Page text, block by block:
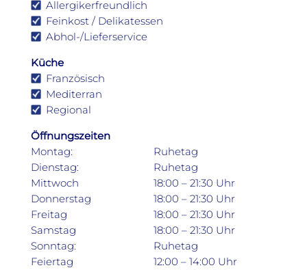
Allergikerfreundlich
Feinkost / Delikatessen
Abhol-/Lieferservice
Küche
Französisch
Mediterran
Regional
Öffnungszeiten
Montag:
Ruhetag
Dienstag:
Ruhetag
Mittwoch
18:00 – 21:30 Uhr
Donnerstag
18:00 – 21:30 Uhr
Freitag
18:00 – 21:30 Uhr
Samstag
18:00 – 21:30 Uhr
Sonntag:
Ruhetag
Feiertag
12:00 – 14:00 Uhr